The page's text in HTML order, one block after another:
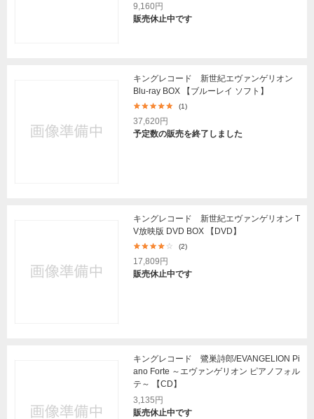
9,160円
販売休止中です
キングレコード 新世紀エヴァンゲリオン
Blu-ray BOX 【ブルーレイ ソフト】
(1)
37,620円
予定数の販売を終了しました
キングレコード 新世紀エヴァンゲリオン T
V放映版 DVD BOX 【DVD】
(2)
17,809円
販売休止中です
キングレコード 鷺巣詩郎/EVANGELION Pi
ano Forte ～エヴァンゲリオン ピアノフォル
テ～ 【CD】
3,135円
販売休止中です